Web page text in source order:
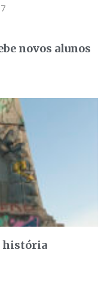
novos alunos
história